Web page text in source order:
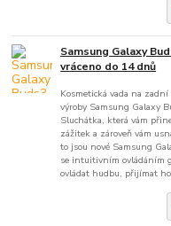
Samsung Galaxy
vráceno do 14 dnů
Kosmetická vada na
výroby Samsung Galaxy
Sluchátka, která vám
zážitek a zároveň vám
to jsou nové Samsung
se intuitivním ovládáním
ovládat hudbu, přijímat